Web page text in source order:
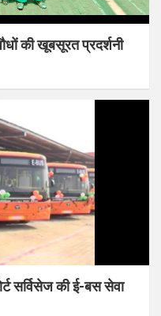
की खूबसूरत प्रदर्शनी
सर्विसेज की ई-बस सेवा